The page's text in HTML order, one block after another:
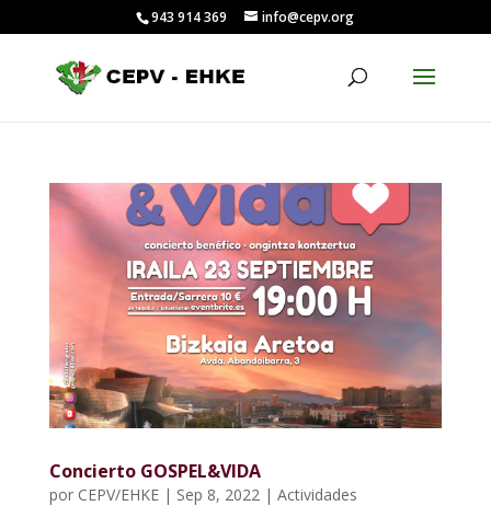
943 914 369 info@cepv.org
Concierto GOSPEL&VIDA
por CEPV/EHKE| Sep 8, 2022| Actividades